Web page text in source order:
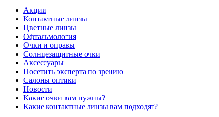
Акции
Контактные линзы
Цветные линзы
Офтальмология
Очки и оправы
Солнцезащитные очки
Аксессуары
Посетить эксперта по зрению
Салоны оптики
Новости
Какие очки вам нужны?
Какие контактные линзы вам подходят?